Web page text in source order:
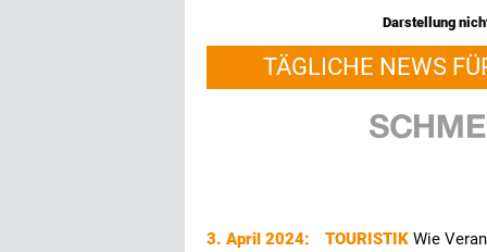
Darstellung
TÄGLICHE NEWS
3. April 2024: TOURISTIK Wie